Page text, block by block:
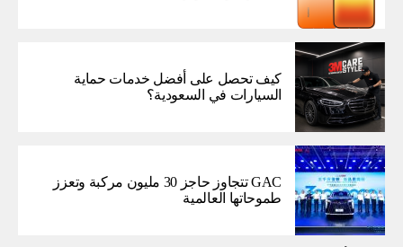
كيف تحصل على أفضل خدمات حماية
السيارات في السعودية؟
GAC تتجاوز حاجز 30 مليون مركبة وتعزز
طموحاتها العالمية